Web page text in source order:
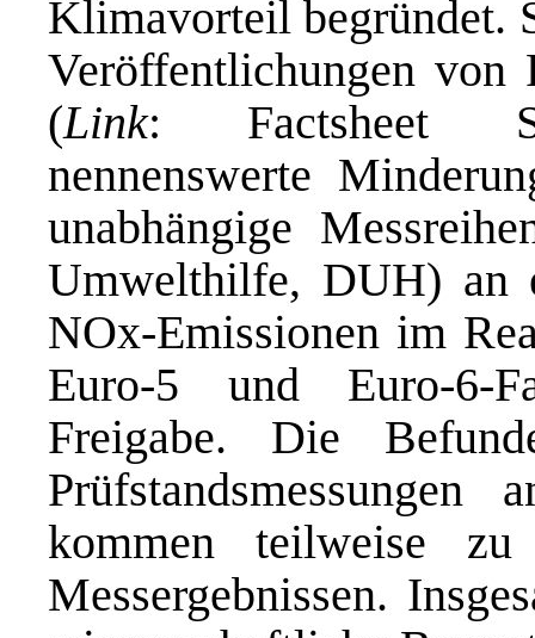
Klimavorteil begründet.
Veröffentlichungen
(Link: Factsheet
nennenswerte
unabhängige
Umwelthilfe, DUH) an
NOx-Emissionen im
Euro-5 und Euro-6-
Freigabe. Die
Prüfstandsmessungen
kommen teilweise zu
Messergebnissen.